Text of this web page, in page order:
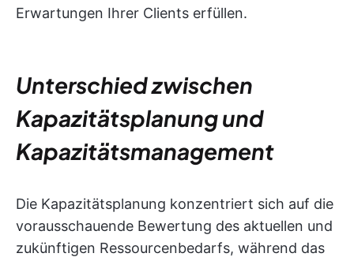
Erwartungen Ihrer Clients erfüllen.
Unterschied zwischen
Kapazitätsplanung und
Kapazitätsmanagement
Die Kapazitätsplanung konzentriert sich auf die
vorausschauende Bewertung des aktuellen und
zukünftigen Ressourcenbedarfs, während das